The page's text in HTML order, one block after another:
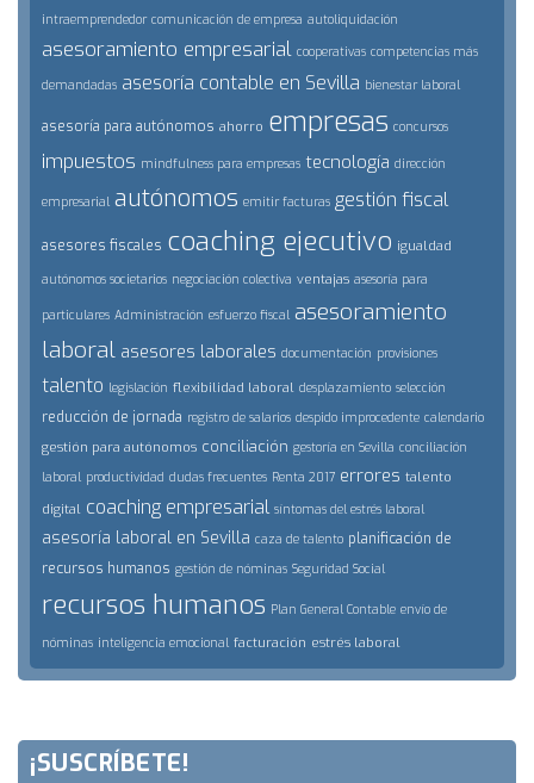
intraemprendedor comunicación de empresa autoliquidación
asesoramiento empresarial cooperativas competencias más
demandadas asesoría contable en Sevilla bienestar laboral
asesoría para autónomos ahorro empresas concursos
impuestos mindfulness para empresas tecnología dirección
empresarial autónomos emitir facturas gestión fiscal
asesores fiscales coaching ejecutivo igualdad
autónomos societarios negociación colectiva ventajas asesoría para
particulares Administración esfuerzo fiscal asesoramiento
laboral asesores laborales documentación provisiones
talento legislación flexibilidad laboral desplazamiento selección
reducción de jornada registro de salarios despido improcedente calendario
gestión para autónomos conciliación gestoría en Sevilla conciliación
laboral productividad dudas frecuentes Renta 2017 errores talento
digital coaching empresarial síntomas del estrés laboral
asesoría laboral en Sevilla caza de talento planificación de
recursos humanos gestión de nóminas Seguridad Social
recursos humanos Plan General Contable envío de
nóminas inteligencia emocional facturación estrés laboral
¡SUSCRÍBETE!